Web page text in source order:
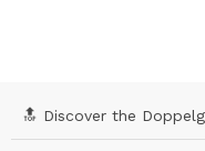
🔝 Discover the